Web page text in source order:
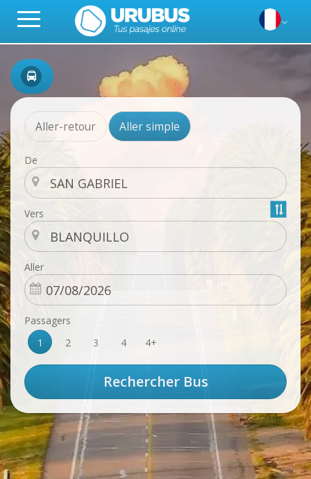
Aller-retour Aller simple
De
Vers
Aller
Passagers
1
2 3 4 4+